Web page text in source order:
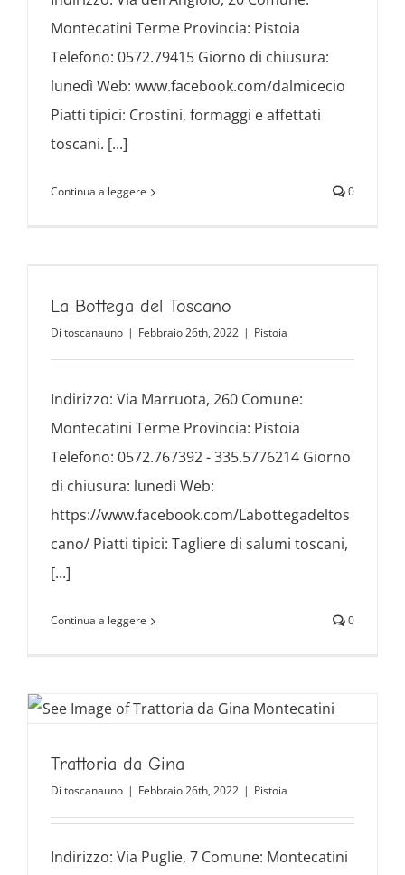
Montecatini Terme Provincia: Pistoia
Telefono: 0572.79415 Giorno di chiusura:
lunedì Web: www.facebook.com/dalmicecio
Piatti tipici: Crostini, formaggi e affettati
toscani. [...]
Continua a leggere 0
La Bottega del Toscano
Di toscanauno | Febbraio 26th, 2022 | Pistoia
Indirizzo: Via Marruota, 260 Comune:
Montecatini Terme Provincia: Pistoia
Telefono: 0572.767392 - 335.5776214 Giorno
di chiusura: lunedì Web:
https://www.facebook.com/Labottegadeltos
cano/ Piatti tipici: Tagliere di salumi toscani,
[...]
Continua a leggere 0
Trattoria da Gina
Di toscanauno | Febbraio 26th, 2022 | Pistoia
Indirizzo: Via Puglie, 7 Comune: Montecatini